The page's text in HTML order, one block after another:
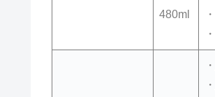
480ml
・
・
・
・